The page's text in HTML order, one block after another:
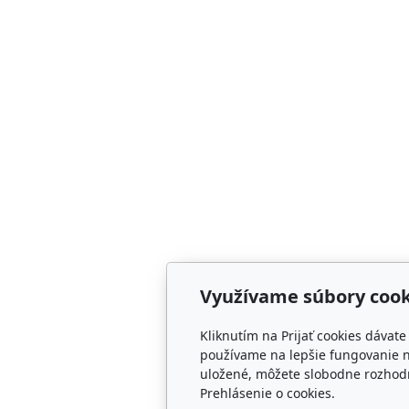
Využívame súbory
Kliknutím na Prijať cookies
používame na lepšie fungovanie
uložené, môžete slobodne
Prehlásenie o cookies.